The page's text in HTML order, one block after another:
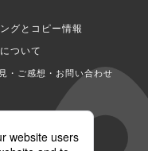
グとコピー情報
ついて
・ご感想・お問い合わせ
チャンネル